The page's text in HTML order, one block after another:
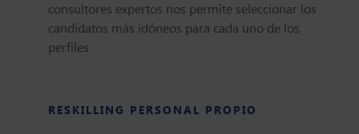
consultores expertos nos permite seleccionar los
candidatos más idóneos para cada uno de los
perfiles
RESKILLING PERSONAL PROPIO